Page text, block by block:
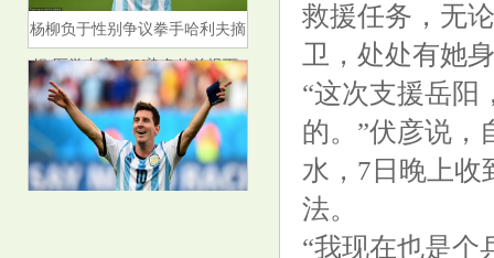
杨柳负于性别争议拳手哈利夫摘
银 医学专家: XY染色体前提下,
选手的身体素质更接近男性
救援任务，无
卫，处处有她
“这次支援岳阳
的。”伏彦说，
水，7日晚上收
法。
“我现在也是个